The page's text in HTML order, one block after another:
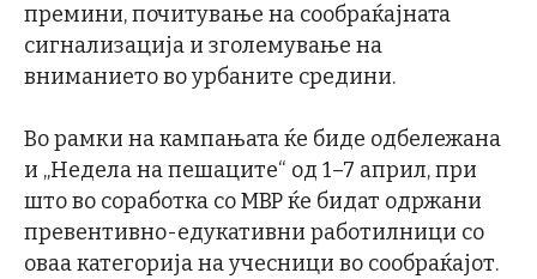
премини, почитување на сообраќајната
сигнализација и зголемување на
вниманието во урбаните средини.
Во рамки на кампањата ќе биде одбележана
и „Недела на пешаците“ од 1–7 април, при
што во соработка со МВР ќе бидат одржани
превентивно-едукативни работилници со
оваа категорија на учесници во сообраќајот.